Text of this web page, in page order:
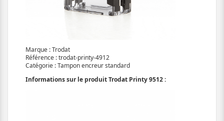
Marque : Trodat
Référence : trodat-printy-4912
Catégorie : Tampon encreur standard
Informations sur le produit Trodat Printy 9512 :